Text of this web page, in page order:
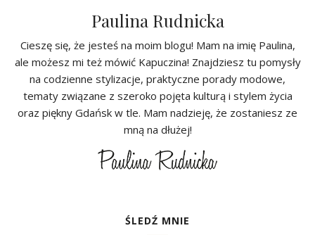
Paulina Rudnicka
Cieszę się, że jesteś na moim blogu! Mam na imię Paulina,
ale możesz mi też mówić Kapuczina! Znajdziesz tu pomysły
na codzienne stylizacje, praktyczne porady modowe,
tematy związane z szeroko pojęta kulturą i stylem życia
oraz piękny Gdańsk w tle. Mam nadzieję, że zostaniesz ze
mną na dłużej!
ŚLEDŹ MNIE